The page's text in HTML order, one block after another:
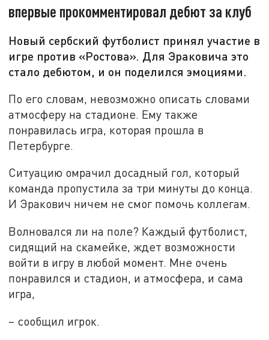
впервые прокомментировал дебют за клуб
Новый сербский футболист принял участие в
игре против «Ростова». Для Эраковича это
стало дебютом, и он поделился эмоциями.
По его словам, невозможно описать словами
атмосферу на стадионе. Ему также
понравилась игра, которая прошла в
Петербурге.
Ситуацию омрачил досадный гол, который
команда пропустила за три минуты до конца.
И Эракович ничем не смог помочь коллегам.
Волновался ли на поле? Каждый футболист,
сидящий на скамейке, ждет возможности
войти в игру в любой момент. Мне очень
понравился и стадион, и атмосфера, и сама
игра,
– сообщил игрок.